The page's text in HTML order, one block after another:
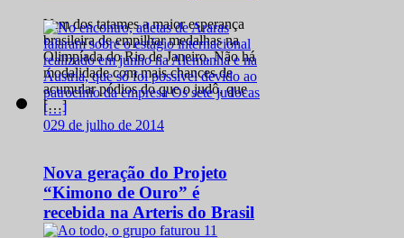
Vem dos tatames a maior esperança
brasileira de empilhar medalhas na
Olimpíada do Rio de Janeiro. Não há
modalidade com mais chances de
acumular pódios do que o judô, que
[…]
029 de julho de 2014
Nova geração do Projeto
“Kimono de Ouro” é
recebida na Arteris do Brasil